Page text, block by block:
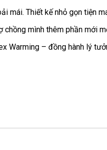
mái. Thiết kế nhỏ gọn tiện
mình thêm phần mới
Warming – đồng hành lý